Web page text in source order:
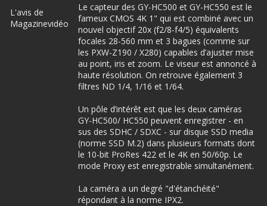
L'avis de
Magazinevidéo
Le capteur des GY-HC500 et GY-HC550 est le
fameux CMOS 4K 1" qui est combiné avec un
nouvel objectif 20x (f2/8-f4/5) équivalents
focales 28-560 mm et 3 bagues (comme sur
les PXW-Z190 / X280) capables d’ajuster mise
au point, iris et zoom. Le viseur est annoncé à
haute résolution. On retrouve également 3
filtres ND 1/4, 1/16 et 1/64.
Un pôle d’intérêt est que les deux caméras
GY-HC500/ HC550 peuvent enregistrer - en
sus des SDHC / SDXC - sur disque SSD media
(norme SSD M.2) dans plusieurs formats dont
le 10-bit ProRes 422 et le 4K en 50/60p. Le
mode Proxy est enregistrable simultanément.
La caméra a un degré "d'étanchéité"
répondant à la norme IPX2.